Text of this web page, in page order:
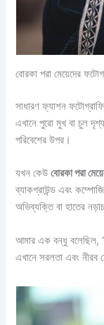
বোরকা পরা মেয়েদের
সাধারণ ফ্যাশন
এখানে পুরো মুখ বা চুল
পরিবেশের উপর।
যখন কেউবোরকা পরা
ব্যাকগ্রাউন্ড এবং
অভিব্যক্তি বা হাতের
আমার এক বন্ধু বলেছিল,
এখানে সরলতা এবং নীরব